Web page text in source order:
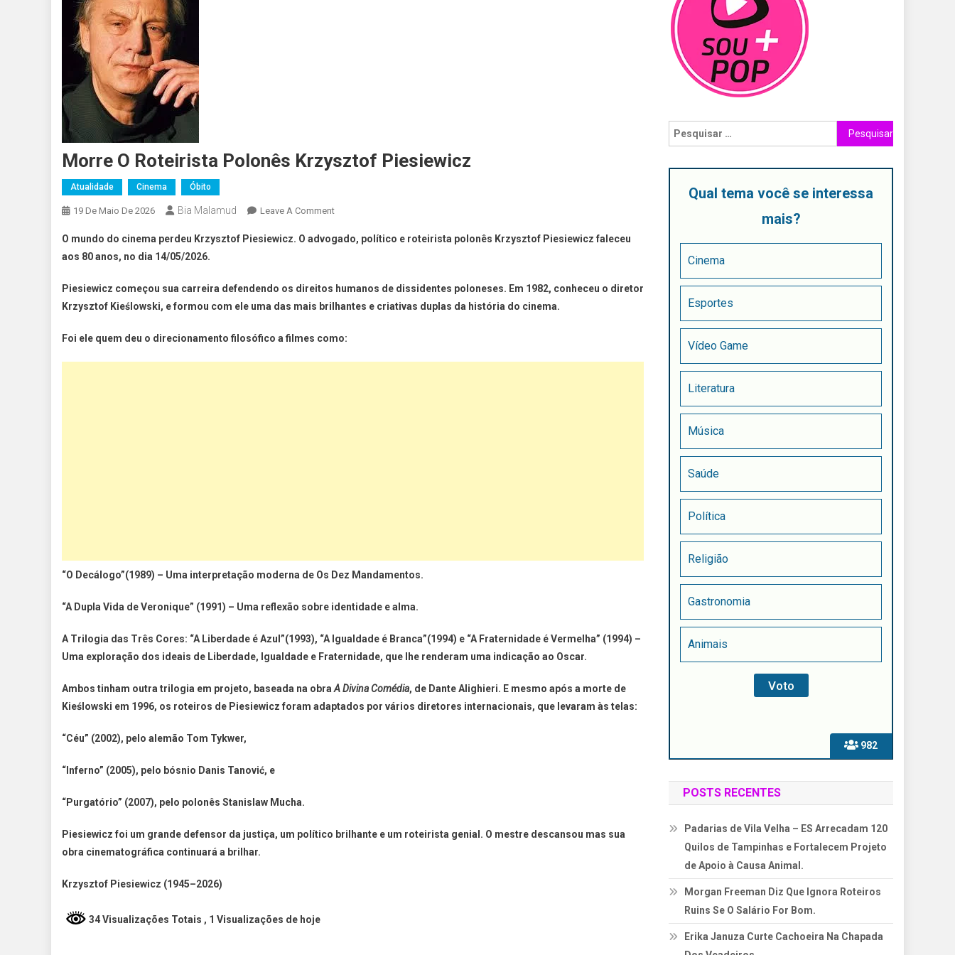
Morre O Roteirista Polonês Krzysztof Piesiewicz
Atualidade Cinema Óbito
19 De Maio De 2026 Bia Malamud Leave A Comment
O mundo do cinema perdeu Krzysztof Piesiewicz. O advogado, político e roteirista polonês Krzysztof Piesiewicz faleceu
aos 80 anos, no dia 14/05/2026.
Piesiewicz começou sua carreira defendendo os direitos humanos de dissidentes poloneses. Em 1982, conheceu o diretor
Krzysztof Kieślowski, e formou com ele uma das mais brilhantes e criativas duplas da história do cinema.
Foi ele quem deu o direcionamento filosófico a filmes como:
“O Decálogo”(1989) – Uma interpretação moderna de Os Dez Mandamentos.
“A Dupla Vida de Veronique” (1991) – Uma reflexão sobre identidade e alma.
A Trilogia das Três Cores: “A Liberdade é Azul”(1993), “A Igualdade é Branca”(1994) e “A Fraternidade é Vermelha” (1994) –
Uma exploração dos ideais de Liberdade, Igualdade e Fraternidade, que lhe renderam uma indicação ao Oscar.
Ambos tinham outra trilogia em projeto, baseada na obra A Divina Comédia, de Dante Alighieri. E mesmo após a morte de
Kieślowski em 1996, os roteiros de Piesiewicz foram adaptados por vários diretores internacionais, que levaram às telas:
“Céu” (2002), pelo alemão Tom Tykwer,
“Inferno” (2005), pelo bósnio Danis Tanović, e
“Purgatório” (2007), pelo polonês Stanislaw Mucha.
Piesiewicz foi um grande defensor da justiça, um político brilhante e um roteirista genial. O mestre descansou mas sua
obra cinematográfica continuará a brilhar.
Krzysztof Piesiewicz (1945–2026)
34 Visualizações Totais , 1 Visualizações de hoje
982
Qual tema você se interessa
mais?
Cinema
Esportes
Vídeo Game
Literatura
Música
Saúde
Política
Religião
Gastronomia
Animais
POSTS RECENTES
Padarias de Vila Velha – ES Arrecadam 120
Quilos de Tampinhas e Fortalecem Projeto
de Apoio à Causa Animal.
Morgan Freeman Diz Que Ignora Roteiros
Ruins Se O Salário For Bom.
Erika Januza Curte Cachoeira Na Chapada